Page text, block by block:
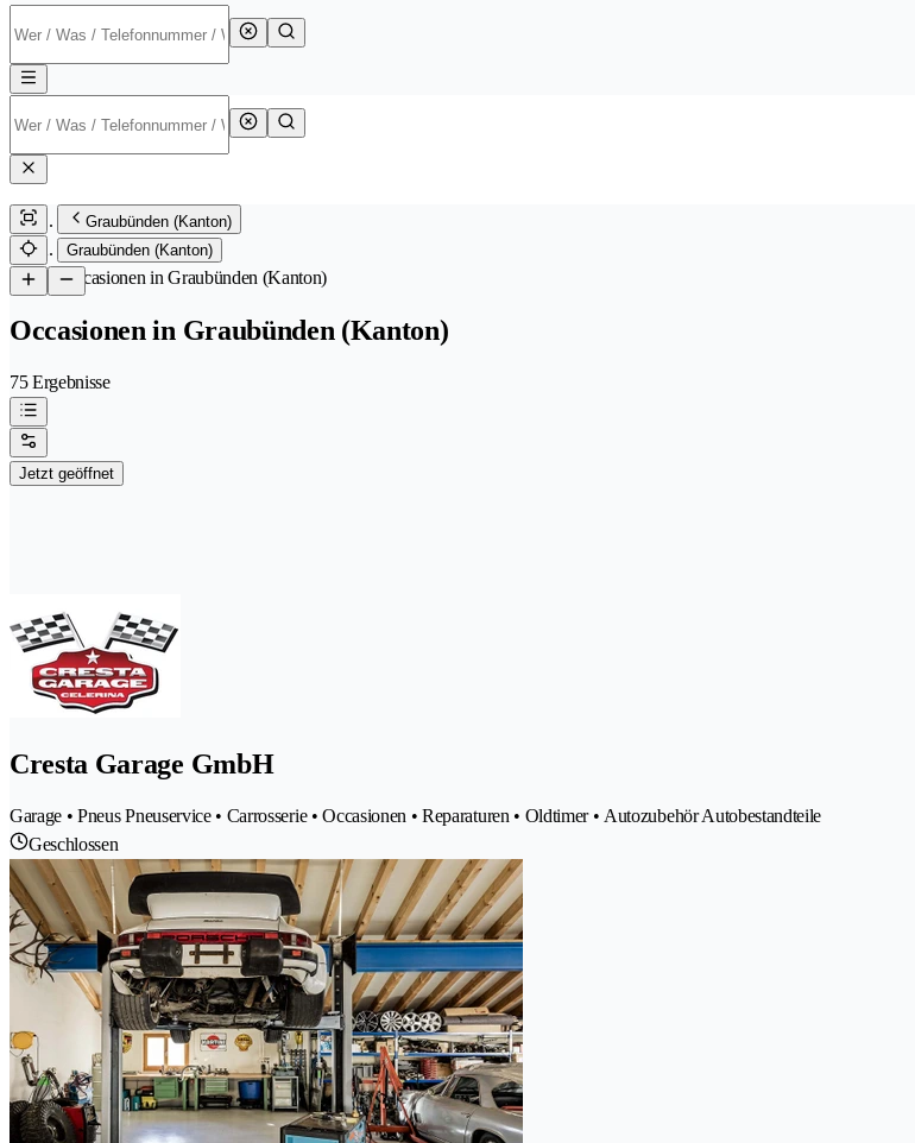
Graubünden (Kanton)
Graubünden (Kanton)
/Occasionen in Graubünden (Kanton)
Occasionen in Graubünden (Kanton)
75 Ergebnisse
Jetzt geöffnet
Cresta Garage GmbH
Garage • Pneus Pneuservice • Carrosserie • Occasionen • Reparaturen • Oldtimer • Autozubehör Autobestandteile
Geschlossen